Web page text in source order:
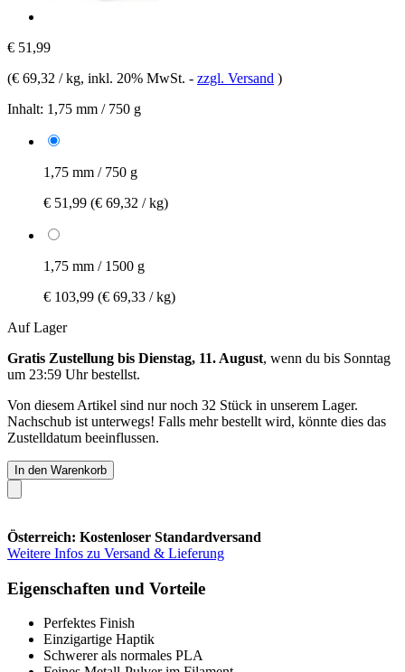
€ 51,99
(€ 69,32 / kg, inkl. 20% MwSt. - zzgl. Versand )
Inhalt: 1,75 mm / 750 g
1,75 mm / 750 g
€ 51,99 (€ 69,32 / kg)
1,75 mm / 1500 g
€ 103,99 (€ 69,33 / kg)
Auf Lager
Gratis Zustellung bis Dienstag, 11. August, wenn du bis Sonntag
um 23:59 Uhrbestellst.
Von diesem Artikel sind nur noch 32 Stück in unserem Lager.
Nachschub ist unterwegs! Falls mehr bestellt wird, könnte dies das
Zustelldatum beeinflussen.
In den Warenkorb
Österreich: Kostenloser Standardversand
Weitere Infos zu Versand & Lieferung
Eigenschaften und Vorteile
Perfektes Finish
Einzigartige Haptik
Schwerer als normales PLA